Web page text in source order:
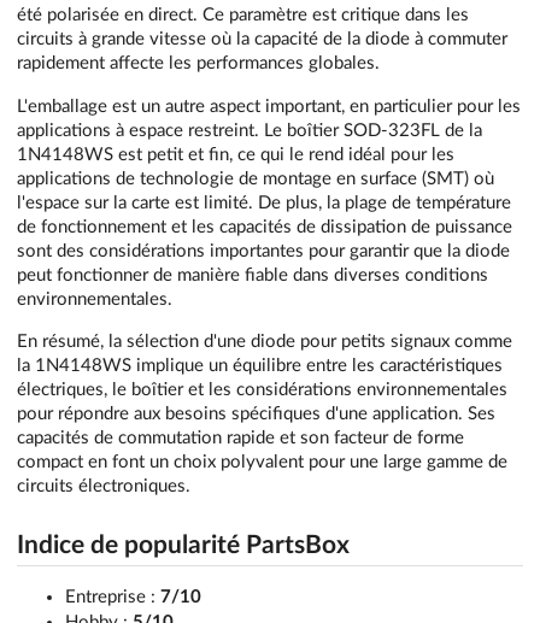
été polarisée en direct. Ce paramètre est critique dans les
circuits à grande vitesse où la capacité de la diode à commuter
rapidement affecte les performances globales.
L'emballage est un autre aspect important, en particulier pour les
applications à espace restreint. Le boîtier SOD-323FL de la
1N4148WS est petit et fin, ce qui le rend idéal pour les
applications de technologie de montage en surface (SMT) où
l'espace sur la carte est limité. De plus, la plage de température
de fonctionnement et les capacités de dissipation de puissance
sont des considérations importantes pour garantir que la diode
peut fonctionner de manière fiable dans diverses conditions
environnementales.
En résumé, la sélection d'une diode pour petits signaux comme
la 1N4148WS implique un équilibre entre les caractéristiques
électriques, le boîtier et les considérations environnementales
pour répondre aux besoins spécifiques d'une application. Ses
capacités de commutation rapide et son facteur de forme
compact en font un choix polyvalent pour une large gamme de
circuits électroniques.
Indice de popularité PartsBox
Entreprise : 7/10